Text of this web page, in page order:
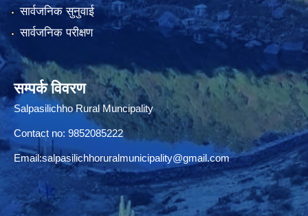
सार्वजनिक सुनुवाई
सार्वजनिक परीक्षण
सम्पर्क विवरण
Salpasilichho Rural Muncipality
Contact no: 9852085222
Email:salpasilichhoruralmunicipality@gmail.com